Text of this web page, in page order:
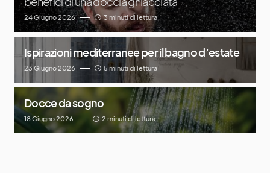
24 Giugno 2026 3 minuti di lettura
Ispirazioni mediterranee per il bagno d’estate
23 Giugno 2026 5 minuti di lettura
Docce da sogno
18 Giugno 2026 2 minuti di lettura